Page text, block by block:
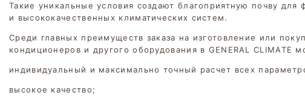
Такие уникальные условия создают благоприятную почву
и высококачественных климатических систем.
Среди главных преимуществ заказа на изготовление или
кондиционеров и другого оборудования в GENERAL CLIMATE
индивидуальный и максимально точный расчет всех
высокое качество;